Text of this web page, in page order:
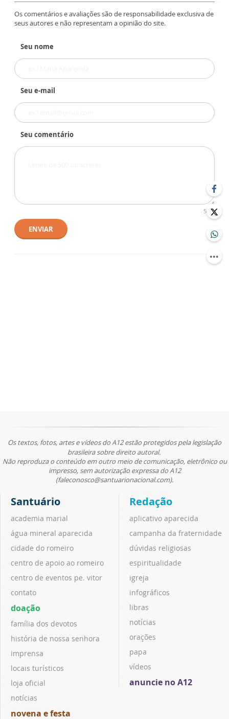
Os comentários e avaliações são de responsabilidade exclusiva de
seus autores e não representam a opinião do site.
Seu nome
Seu e-mail
Seu comentário
500
ENVIAR
Os textos, fotos, artes e vídeos do A12 estão protegidos pela legislação
brasileira sobre direito autoral.
Não reproduza o conteúdo em outro meio de comunicação, eletrônico ou
impresso, sem autorização expressa do A12
(faleconosco@santuarionacional.com).
Santuário
academia marial
água mineral aparecida
cidade do romeiro
centro de apoio ao romeiro
centro de eventos pe. vitor
contato
doação
família dos devotos
história de nossa senhora
imprensa
locais turísticos
loja oficial
notícias
novena e festa
Redação
aplicativo aparecida
campanha da fraternidade
dúvidas religiosas
espiritualidade
igreja
infográficos
libras
notícias
orações
papa
vídeos
anuncie no A12